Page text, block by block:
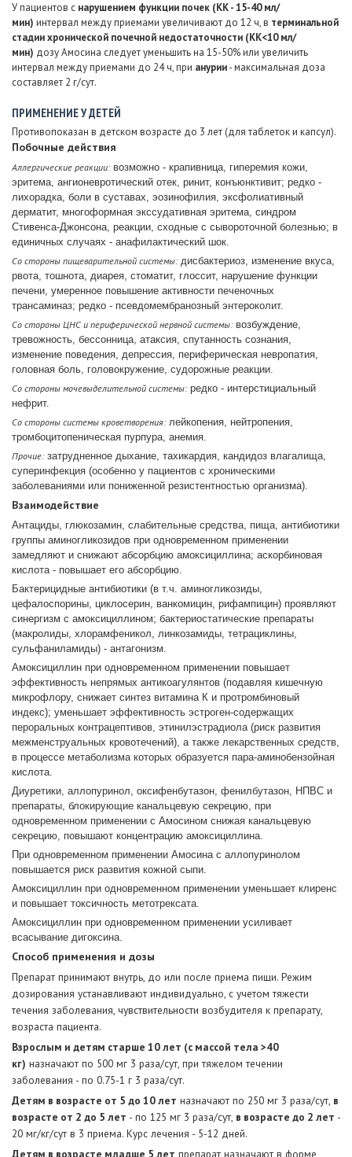
У пациентов с нарушением функции почек (КК - 15-40 мл/
мин) интервал между приемами увеличивают до 12 ч, в терминальной
стадии хронической почечной недостаточности (КК<10 мл/
мин) дозу Амосина следует уменьшить на 15-50% или увеличить
интервал между приемами до 24 ч, при анурии- максимальная доза
составляет 2 г/сут.
ПРИМЕНЕНИЕ У ДЕТЕЙ
Противопоказан в детском возрасте до 3 лет (для таблеток и капсул).
Побочные действия
Аллергические реакции:возможно - крапивница, гиперемия кожи,
эритема, ангионевротический отек, ринит, конъюнктивит; редко -
лихорадка, боли в суставах, эозинофилия, эксфолиативный
дерматит, многоформная экссудативная эритема, синдром
Стивенса-Джонсона, реакции, сходные с сывороточной болезнью; в
единичных случаях - анафилактический шок.
Со стороны пищеварительной системы:дисбактериоз, изменение вкуса,
рвота, тошнота, диарея, стоматит, глоссит, нарушение функции
печени, умеренное повышение активности печеночных
трансаминаз; редко - псевдомембранозный энтероколит.
Со стороны ЦНС и периферической нервной системы:возбуждение,
тревожность, бессонница, атаксия, спутанность сознания,
изменение поведения, депрессия, периферическая невропатия,
головная боль, головокружение, судорожные реакции.
Со стороны мочевыделительной системы:редко - интерстициальный
нефрит.
Со стороны системы кроветворения:лейкопения, нейтропения,
тромбоцитопеническая пурпура, анемия.
Прочие:затрудненное дыхание, тахикардия, кандидоз влагалища,
суперинфекция (особенно у пациентов с хроническими
заболеваниями или пониженной резистентностью организма).
Взаимодействие
Антациды, глюкозамин, слабительные средства, пища, антибиотики
группы аминогликозидов при одновременном применении
замедляют и снижают абсорбцию амоксициллина; аскорбиновая
кислота - повышает его абсорбцию.
Бактерицидные антибиотики (в т.ч. аминогликозиды,
цефалоспорины, циклосерин, ванкомицин, рифампицин) проявляют
синергизм с амоксициллином; бактериостатические препараты
(макролиды, хлорамфеникол, линкозамиды, тетрациклины,
сульфаниламиды) - антагонизм.
Амоксициллин при одновременном применении повышает
эффективность непрямых антикоагулянтов (подавляя кишечную
микрофлору, снижает синтез витамина К и протромбиновый
индекс); уменьшает эффективность эстроген-содержащих
пероральных контрацептивов, этинилэстрадиола (риск развития
межменструальных кровотечений), а также лекарственных средств,
в процессе метаболизма которых образуется пара-аминобензойная
кислота.
Диуретики, аллопуринол, оксифенбутазон, фенилбутазон, НПВС и
препараты, блокирующие канальцевую секрецию, при
одновременном применении с Амосином снижая канальцевую
секрецию, повышают концентрацию амоксициллина.
При одновременном применении Амосина с аллопуринолом
повышается риск развития кожной сыпи.
Амоксициллин при одновременном применении уменьшает клиренс
и повышает токсичность метотрексата.
Амоксициллин при одновременном применении усиливает
всасывание дигоксина.
Способ применения и дозы
Препарат принимают внутрь, до или после приема пищи. Режим
дозирования устанавливают индивидуально, с учетом тяжести
течения заболевания, чувствительности возбудителя к препарату,
возраста пациента.
Взрослым и детям старше 10 лет (с массой тела >40
кг) назначают по 500 мг 3 раза/сут, при тяжелом течении
заболевания - по 0.75-1 г 3 раза/сут.
Детям в возрасте от 5 до 10 лет назначают по 250 мг 3 раза/сут, в
возрасте от 2 до 5 лет - по 125 мг 3 раза/сут, в возрасте до 2 лет -
20 мг/кг/сут в 3 приема. Курс лечения - 5-12 дней.
Детям в возрасте младше 5 лет препарат назначают в форме